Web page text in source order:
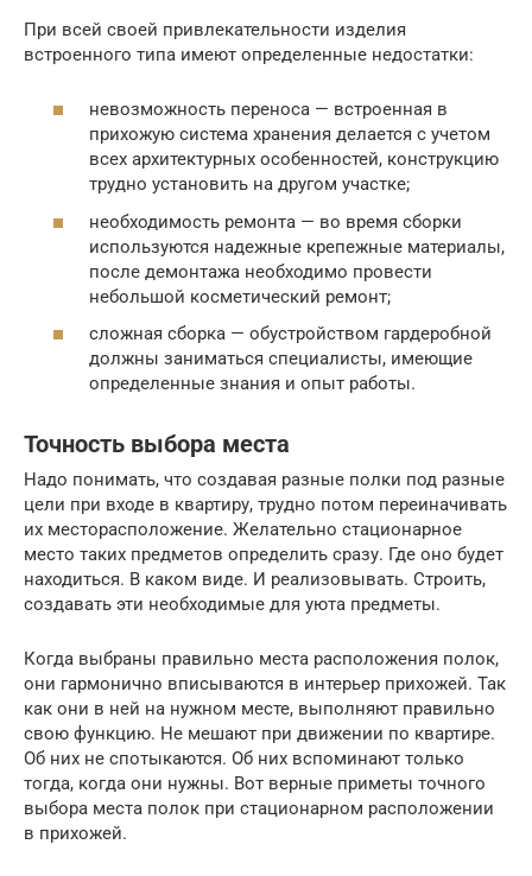
При всей своей привлекательности изделия
встроенного типа имеют определенные недостатки:
невозможность переноса — встроенная в
прихожую система хранения делается с учетом
всех архитектурных особенностей, конструкцию
трудно установить на другом участке;
необходимость ремонта — во время сборки
используются надежные крепежные материалы,
после демонтажа необходимо провести
небольшой косметический ремонт;
сложная сборка — обустройством гардеробной
должны заниматься специалисты, имеющие
определенные знания и опыт работы.
Точность выбора места
Надо понимать, что создавая разные полки под разные
цели при входе в квартиру, трудно потом переиначивать
их месторасположение. Желательно стационарное
место таких предметов определить сразу. Где оно будет
находиться. В каком виде. И реализовывать. Строить,
создавать эти необходимые для уюта предметы.
Когда выбраны правильно места расположения полок,
они гармонично вписываются в интерьер прихожей. Так
как они в ней на нужном месте, выполняют правильно
свою функцию. Не мешают при движении по квартире.
Об них не спотыкаются. Об них вспоминают только
тогда, когда они нужны. Вот верные приметы точного
выбора места полок при стационарном расположении
в прихожей.